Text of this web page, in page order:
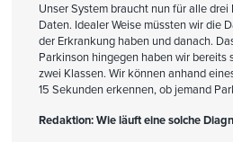
Unser System braucht nun für alle
Daten. Idealer Weise müssten wir die
der Erkrankung haben und danach.
Parkinson hingegen haben wir bereits
zwei Klassen. Wir können anhand
15 Sekunden erkennen, ob jemand
Redaktion: Wie läuft eine solche